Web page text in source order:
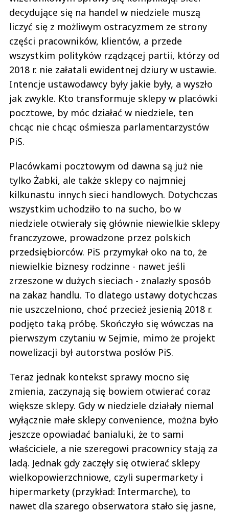
decydujące się na handel w niedziele muszą
liczyć się z możliwym ostracyzmem ze strony
części pracowników, klientów, a przede
wszystkim polityków rządzącej partii, którzy od
2018 r. nie załatali ewidentnej dziury w ustawie.
Intencje ustawodawcy były jakie były, a wyszło
jak zwykle. Kto transformuje sklepy w placówki
pocztowe, by móc działać w niedziele, ten
chcąc nie chcąc ośmiesza parlamentarzystów
PiS.
Placówkami pocztowym od dawna są już nie
tylko Żabki, ale także sklepy co najmniej
kilkunastu innych sieci handlowych. Dotychczas
wszystkim uchodziło to na sucho, bo w
niedziele otwierały się głównie niewielkie sklepy
franczyzowe, prowadzone przez polskich
przedsiębiorców. PiS przymykał oko na to, że
niewielkie biznesy rodzinne - nawet jeśli
zrzeszone w dużych sieciach - znalazły sposób
na zakaz handlu. To dlatego ustawy dotychczas
nie uszczelniono, choć przecież jesienią 2018 r.
podjęto taką próbę. Skończyło się wówczas na
pierwszym czytaniu w Sejmie, mimo że projekt
nowelizacji był autorstwa posłów PiS.
Teraz jednak kontekst sprawy mocno się
zmienia, zaczynają się bowiem otwierać coraz
większe sklepy. Gdy w niedziele działały niemal
wyłącznie małe sklepy convenience, można było
jeszcze opowiadać banialuki, że to sami
właściciele, a nie szeregowi pracownicy stają za
ladą. Jednak gdy zaczęły się otwierać sklepy
wielkopowierzchniowe, czyli supermarkety i
hipermarkety (przykład: Intermarche), to
nawet dla szarego obserwatora stało się jasne,